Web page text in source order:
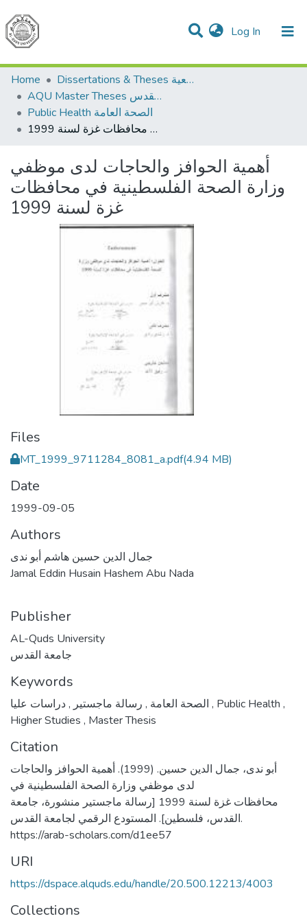
Log In (current)
Communities & Collections
All of DSpace
Home
Dissertations & Theses الرسائل الجامعية
AQU Master Theses الرسائل الجامعية الخاصة بجامعة القدس
Public Health الصحة العامة
أهمية الحوافز والحاجات لدى موظفي وزارة الصحة الفلسطينية في محافظات غزة لسنة 1999
أهمية الحوافز والحاجات لدى موظفي
وزارة الصحة الفلسطينية في محافظات
غزة لسنة 1999
Files
MT_1999_9711284_8081_a.pdf(4.94 MB)
Date
1999-09-05
Authors
جمال الدين حسين هاشم أبو ندى
Jamal Eddin Husain Hashem Abu Nada
Publisher
AL-Quds University
جامعة القدس
Keywords
الصحة العامة , رسالة ماجستير , , Public Health ,
Higher Studies , Master Thesis
Citation
أبو ندى، جمال الدين حسين. (1999). أهمية الحوافز والحاجات
لدى موظفي وزارة الصحة الفلسطينية في
محافظات غزة لسنة 1999 [رسالة ماجستير منشورة، جامعة
القدس، فلسطين]. المستودع الرقمي لجامعة القدس.
https://arab-scholars.com/d1ee57
URI
https://dspace.alquds.edu/handle/20.500.12213/4003
Collections